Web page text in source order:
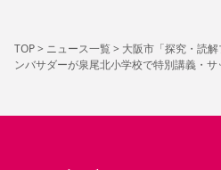
TOP> ニュース一覧> 大阪市「探究・読
ンバサダーが泉尾北小学校で特別講義・